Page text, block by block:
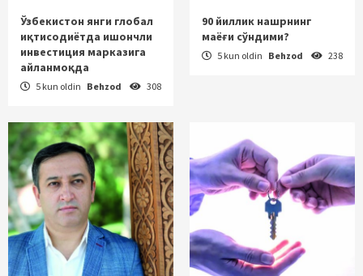
Ўзбекистон янги глобал
иқтисодиётда ишончли
инвестиция марказига
айланмоқда
5 kun oldin Behzod 308
90 йиллик нашрнинг
маёғи сўндими?
5 kun oldin Behzod 238